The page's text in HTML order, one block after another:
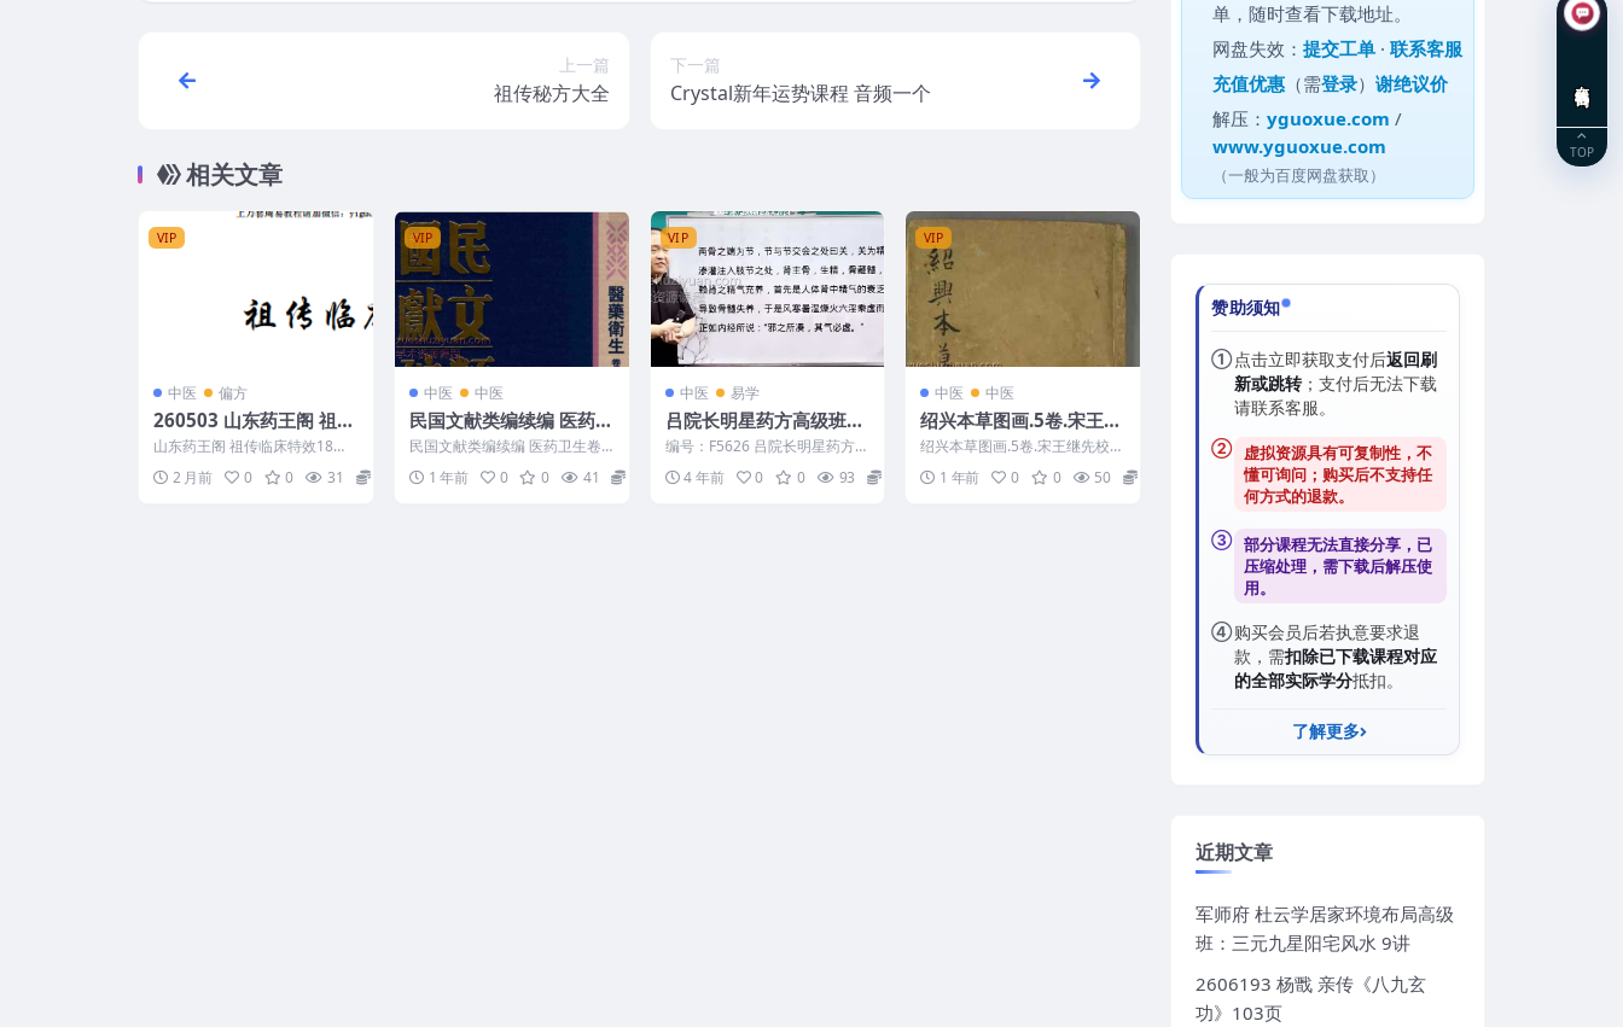
上一篇
祖传秘方大全
下一篇
Crystal新年运势课程 音频一个
相关文章
VIP
中医 偏方
260503 山东药王阁 祖传
临床特效18方东阿药王阁
山东药王阁 祖传临床特效18方
东阿药王阁 260503 ...
2 月前 0 0 31
VIP
中医 中医
民国文献类编续编 医药卫
生卷 461
民国文献类编续编 医药卫生卷 4
1 年前 0 0 41
VIP
中医 易学
吕院长明星药方高级班，
百度网盘下载，阿里云盘
下载
编号：F5626 吕院长明星药方高
4 年前 0 0 93
VIP
中医 中医
绍兴本草图画.5卷.宋王继
先校定.1830年江户时期
写本449页
绍兴本草图画.5卷.宋王继先校
定.1830年江户时期写本 25054
00-881 年前 0 0 50
单，随时查看下载地址。
网盘失效：提交工单 ·联系客服
充值优惠 （需登录）谢绝议价
解压：yguoxue.com /
www.yguoxue.com
（一般为百度网盘获取）
赞助须知
①点击立即获取支付后返回刷
新或跳转；支付后无法下载
请联系客服。
②
虚拟资源具有可复制性，不
懂可询问；购买后不支持任
何方式的退款。
③ 部分课程无法直接分享，已
压缩处理，需下载后解压使
用。
④购买会员后若执意要求退
款，需扣除已下载课程对应
的全部实际学分抵扣。
了解更多
近期文章
军师府 杜云学居家环境布局高级
班：三元九星阳宅风水 9讲
2606193 杨戬 亲传《八九玄
功》103页
TOP